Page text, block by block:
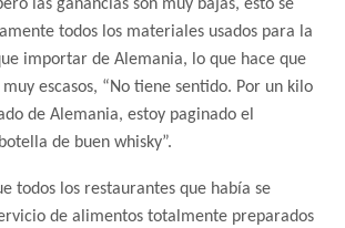
las ganancias son muy bajas, esto se
todos los materiales usados para la
importar de Alemania, lo que hace que
escasos, “No tiene sentido. Por un kilo
de Alemania, estoy paginado el
de buen whisky”.
todos los restaurantes que había se
de alimentos totalmente preparados